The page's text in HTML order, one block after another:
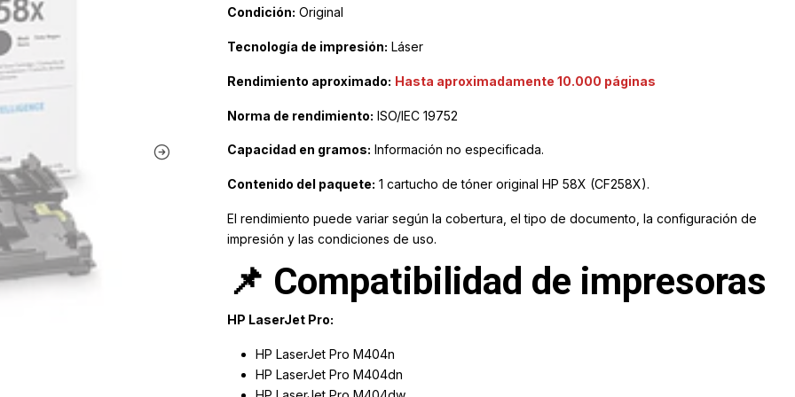
Condición: Original
Tecnología de impresión: Láser
Rendimiento aproximado: Hasta aproximadamente 10.000 páginas
Norma de rendimiento: ISO/IEC 19752
Capacidad en gramos: Información no especificada.
Contenido del paquete: 1 cartucho de tóner original HP 58X (CF258X).
El rendimiento puede variar según la cobertura, el tipo de documento, la configuración de
impresión y las condiciones de uso.
📌 Compatibilidad de impresoras
HP LaserJet Pro:
HP LaserJet Pro M404n
HP LaserJet Pro M404dn